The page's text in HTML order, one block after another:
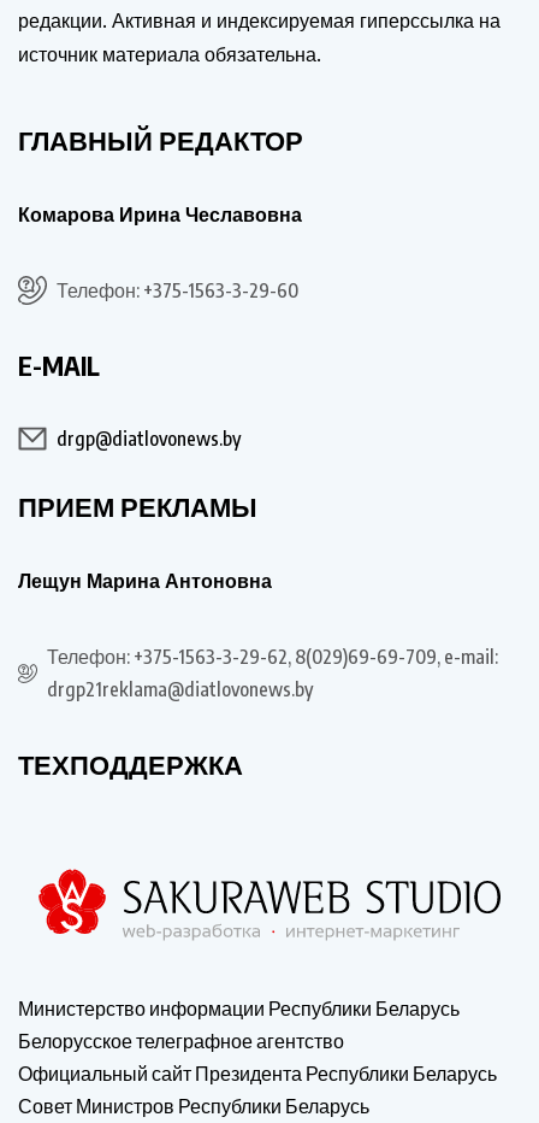
редакции. Активная и индексируемая гиперссылка на
источник материала обязательна.
ГЛАВНЫЙ РЕДАКТОР
Комарова Ирина Чеславовна
Телефон: +375-1563-3-29-60
E-MAIL
drgp@diatlovonews.by
ПРИЕМ РЕКЛАМЫ
Лещун Марина Антоновна
Телефон: +375-1563-3-29-62, 8(029)69-69-709, e-mail:
drgp21reklama@diatlovonews.by
ТЕХПОДДЕРЖКА
Министерство информации Республики Беларусь
Белорусское телеграфное агентство
Официальный сайт Президента Республики Беларусь
Совет Министров Республики Беларусь